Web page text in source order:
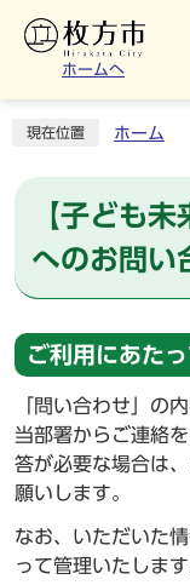
ホームへ
現在位置 ホーム
【子ども
へのお問い
ご利用にあた
「問い合わせ」の
当部署からご連絡
答が必要な場合は
願いします。
なお、いただいた
って管理いたします